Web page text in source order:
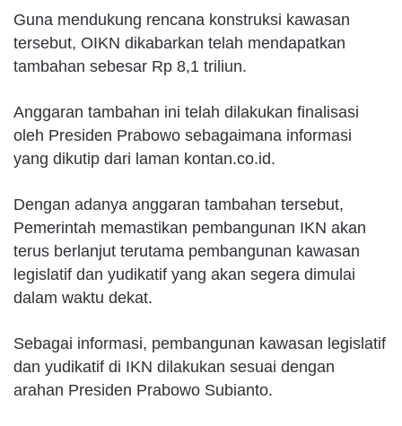
Guna mendukung rencana konstruksi kawasan
tersebut, OIKN dikabarkan telah mendapatkan
tambahan sebesar Rp 8,1 triliun.
Anggaran tambahan ini telah dilakukan finalisasi
oleh Presiden Prabowo sebagaimana informasi
yang dikutip dari laman kontan.co.id.
Dengan adanya anggaran tambahan tersebut,
Pemerintah memastikan pembangunan IKN akan
terus berlanjut terutama pembangunan kawasan
legislatif dan yudikatif yang akan segera dimulai
dalam waktu dekat.
Sebagai informasi, pembangunan kawasan legislatif
dan yudikatif di IKN dilakukan sesuai dengan
arahan Presiden Prabowo Subianto.